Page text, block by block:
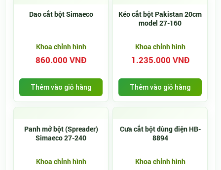
Dao cắt bột Simaeco
Khoa chỉnh hình
860.000 VNĐ
Thêm vào giỏ hàng
Kéo cắt bột Pakistan 20cm
model 27-160
Khoa chỉnh hình
1.235.000 VNĐ
Thêm vào giỏ hàng
Panh mở bột (Spreader)
Simaeco 27-240
Khoa chỉnh hình
Cưa cắt bột dùng điện HB-
8894
Khoa chỉnh hình